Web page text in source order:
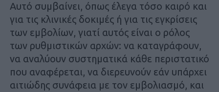
Αυτό συμβαίνει, όπως έλεγα τόσο καιρό και
για τις κλινικές δοκιμές ή για τις εγκρίσεις
των εμβολίων, γιατί αυτός είναι ο ρόλος
των ρυθμιστικών αρχών: να καταγράφουν,
να αναλύουν συστηματικά κάθε περιστατικό
που αναφέρεται, να διερευνούν εάν υπάρχει
αιτιώδης συνάφεια με τον εμβολιασμό, και